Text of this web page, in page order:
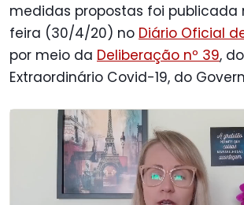
medidas propostas foi
feira (30/4/20) no Diário Oficial
por meio da Deliberação nº 39,
Extraordinário Covid-19, do